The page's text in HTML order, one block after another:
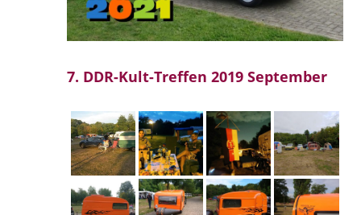
7. DDR-Kult-Treffen 2019 September